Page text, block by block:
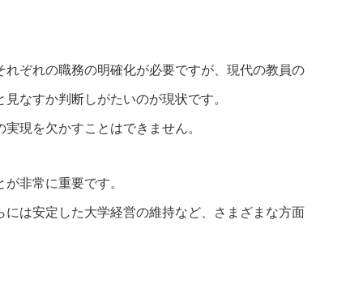
ぞれの職務の明確化が必要ですが、現代の教員の
なすか判断しがたいのが現状です。
現を欠かすことはできません。
非常に重要です。
は安定した大学経営の維持など、さまざまな方面